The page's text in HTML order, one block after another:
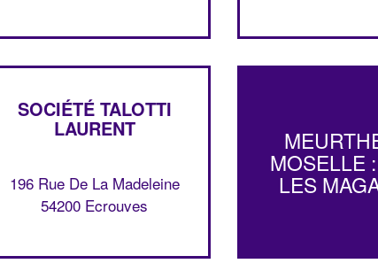
SOCIÉTÉ TALOTTI
LAURENT
196 Rue De La Madeleine
54200 Ecrouves
MOSELLE
LES